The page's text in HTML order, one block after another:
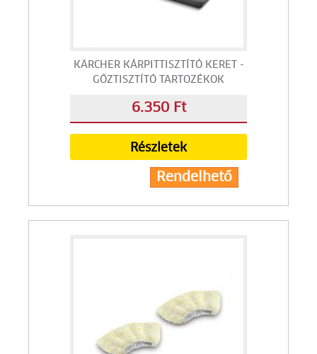
KÄRCHER KÁRPITTISZTÍTÓ KERET -
GŐZTISZTÍTÓ TARTOZÉKOK
6.350 Ft
Részletek
Rendelhető